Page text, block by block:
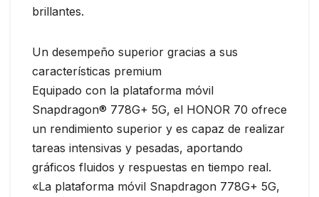
brillantes.
Un desempeño superior gracias a sus
características premium
Equipado con la plataforma móvil
Snapdragon® 778G+ 5G, el HONOR 70 ofrece
un rendimiento superior y es capaz de realizar
tareas intensivas y pesadas, aportando
gráficos fluidos y respuestas en tiempo real.
«La plataforma móvil Snapdragon 778G+ 5G,